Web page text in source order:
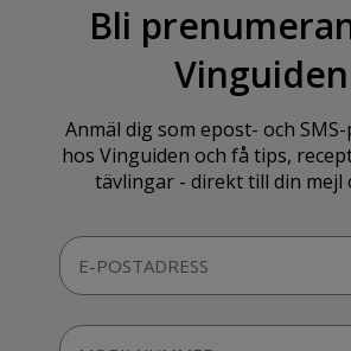
Bli
Anmäl dig som epost- och
hos Vinguiden och få tips,
tävlingar - direkt till din mejl